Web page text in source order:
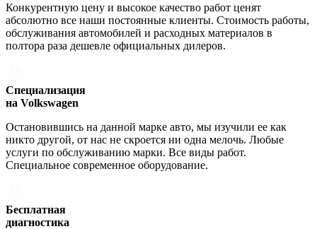
Конкурентную цену и высокое качество работ ценят
абсолютно все наши постоянные клиенты. Стоимость работы,
обслуживания автомобилей и расходных материалов в
полтора раза дешевле официальных дилеров.
Специализация
на Volkswagen
Остановившись на данной марке авто, мы изучили ее как
никто другой, от нас не скроется ни одна мелочь. Любые
услуги по обслуживанию марки. Все виды работ.
Специальное современное оборудование.
Бесплатная
диагностика